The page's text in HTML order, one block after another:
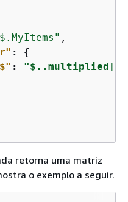
,
: {
:
retorna uma matriz
o exemplo a seguir.